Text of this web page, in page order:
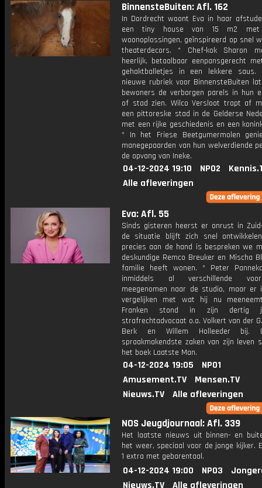
BinnensteBuiten: Afl. 162
In Dordrecht woont Eva in haar
een tiny house van 15 m2 met
woonoplossingen, geïnspireerd op snel
theaterdecors. * Chef-kok Sharon
heerlijk, betaalbaar eenpansgerecht
gehaktballetjes in een lekkere
nieuwe rubriek voor BinnensteBuiten
bewoners de verborgen parels in hun
of stad zien. Wilco Versloot trapt af
een pittoreske stad in de Gelderse
met een rijke geschiedenis en een
* In het Friese Beetgumermolen
manegepaarden van hun welverdiende
de opvang van Ineke.
04-12-2024 19:10 NPO2
Alle afleveringen
Eva: Afl. 55
Sinds gisteren heerst er onrust in
de situatie blijft zich snel
precies aan de hand is bespreken we
deskundige Remco Breuker en Mischa
familie heeft wonen. * Peter
inmiddels al verschillende
meegenomen naar de studio, maar
vergelijken met wat hij nu
Franken stond in zijn dertig
strafrechtadvocaat o.a. Volkert van der
Berk en Willem Holleeder bij.
spraakmakendste zaken van zijn leven
het boek Laatste Man.
04-12-2024 19:05
NPO1
Amusement.TV
Mensen.TV
Nieuws.TV
Alle afleveringen
NOS Jeugdjournaal: Afl. 339
Het laatste nieuws uit binnen- en
het weer, speciaal voor de jonge kijker.
1 extra met gebarentaal.
04-12-2024 19:00 NPO3
Nieuws.TV
Alle afleveringen